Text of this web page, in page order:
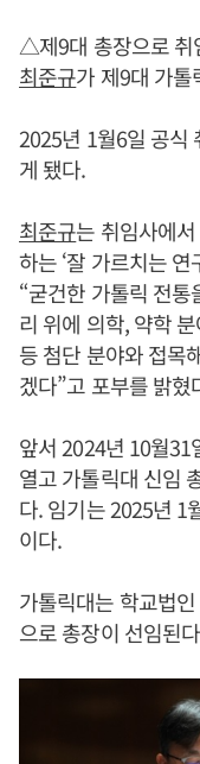
△제9대 총장으로 취
최준규가 제9대 가
2025년 1월6일 공식
게 됐다.
최준규는 취임사에
하는 ‘잘 가르치는
“굳건한 가톨릭 전
리 위에 의학, 약학
등 첨단 분야와 접목
겠다”고 포부를 밝혔
앞서 2024년 10월
열고 가톨릭대 신임
다. 임기는 2025년 1
이다.
가톨릭대는 학교법
으로 총장이 선임된